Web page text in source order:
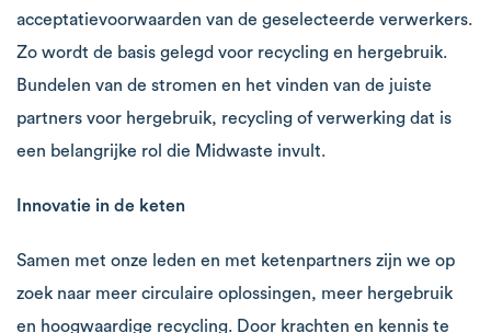
acceptatievoorwaarden van de geselecteerde verwerkers.
Zo wordt de basis gelegd voor recycling en hergebruik.
Bundelen van de stromen en het vinden van de juiste
partners voor hergebruik, recycling of verwerking dat is
een belangrijke rol die Midwaste invult.
Innovatie in de keten
Samen met onze leden en met ketenpartners zijn we op
zoek naar meer circulaire oplossingen, meer hergebruik
en hoogwaardige recycling. Door krachten en kennis te